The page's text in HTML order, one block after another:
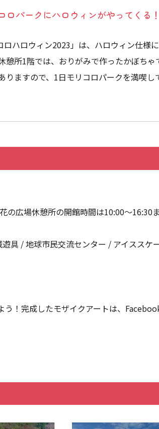
ロパークにハロウィンがやってくる！
ハロウィン2023」は、ハロウィン仕様
所1階では、おりがみで作ったかぼち
ますので、1日モリコロパークを満喫し
の広場休憩所の開館時間は10:00～16:30ま
具 / 地球市民交流センター / アイススケ
！完成したモザイクアートは、